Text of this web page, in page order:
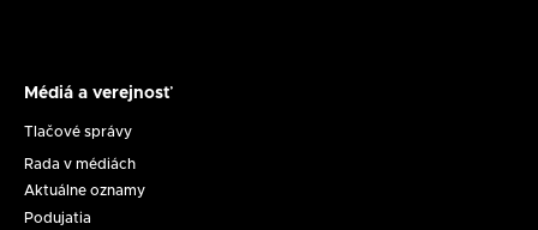
a
verejnosť
Médiá a verejnosť
Tlačové správy
Rada v médiách
Aktuálne oznamy
Podujatia